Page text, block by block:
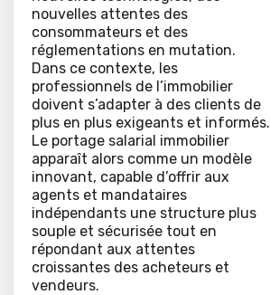
nouvelles attentes des
consommateurs et des
réglementations en mutation.
Dans ce contexte, les
professionnels de l’immobilier
doivent s’adapter à des clients de
plus en plus exigeants et informés.
Le portage salarial immobilier
apparaît alors comme un modèle
innovant, capable d’offrir aux
agents et mandataires
indépendants une structure plus
souple et sécurisée tout en
répondant aux attentes
croissantes des acheteurs et
vendeurs.